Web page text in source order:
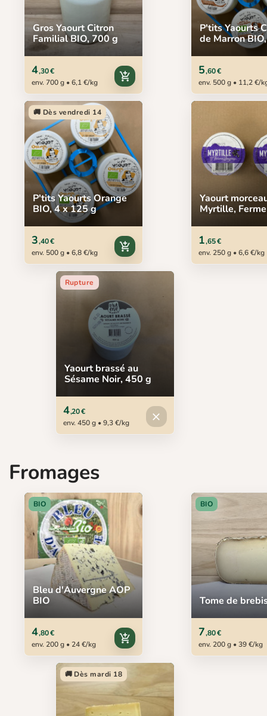
Gros Yaourt Citron
Familial BIO, 700 g
4,30 €
env. 700 g • 6,1 €/kg
add_shopping_cart
P'tits Yaourts
de Marron
5,60 €
env. 500 g • 11,2 €/
🚚 Dès vendredi 14
P'tits Yaourts Orange
BIO, 4 x 125 g
3,40 €
env. 500 g • 6,8 €/kg
add_shopping_cart
Yaourt
Myrtille,
1,65 €
env. 250 g • 6,6 €/kg
Rupture
Yaourt brassé au
Sésame Noir, 450 g
4,20 €
env. 450 g • 9,3 €/kg
close Produit indisponible
Fromages
BIO
Bleu d'Auvergne AOP
BIO
4,80 €
env. 200 g • 24 €/kg
add_shopping_cart
BIO
Tome de
7,80 €
env. 200 g • 39 €/kg
🚚 Dès mardi 18